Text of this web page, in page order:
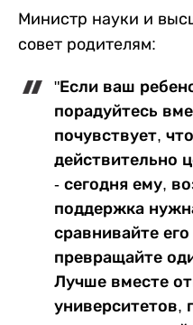
Министр науки и
совет родителям:
"Если ваш
порадуйтесь
почувствует,
действительно
- сегодня ему,
поддержка
сравнивайте
превращайте
Лучше вместе
университетов,